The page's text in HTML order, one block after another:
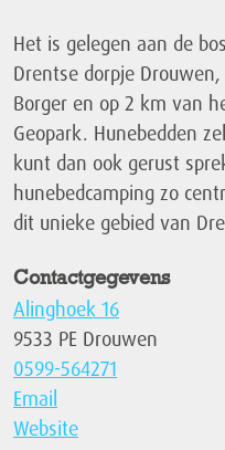
Het is gelegen aan de
Drentse dorpje
Borger en op 2 km van
Geopark. Hunebedden
kunt dan ook gerust
hunebedcamping zo
dit unieke gebied van
Contactgegevens
Alinghoek 16
9533 PE Drouwen
0599-564271
Email
Website